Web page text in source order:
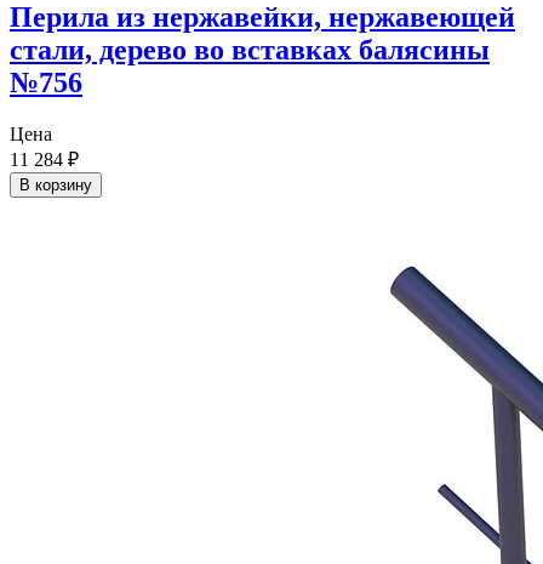
Перила из нержавейки, нержавеющей
стали, дерево во вставках балясины
№756
Цена
11 284 ₽
В корзину